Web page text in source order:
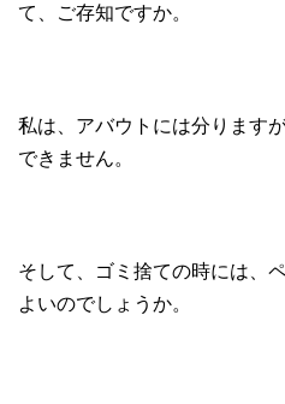
て、ご存知ですか。
私は、アバウトには分ります
できません。
そして、ゴミ捨ての時には、
よいのでしょうか。